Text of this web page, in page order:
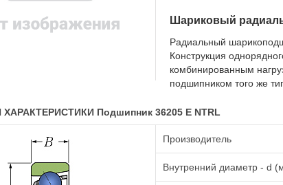
Шариковый
Радиальный
Конструкция
комбинированным
подшипником того же
Подшипник 36205 E NTRL
Производитель
Внутренний диаметр - d